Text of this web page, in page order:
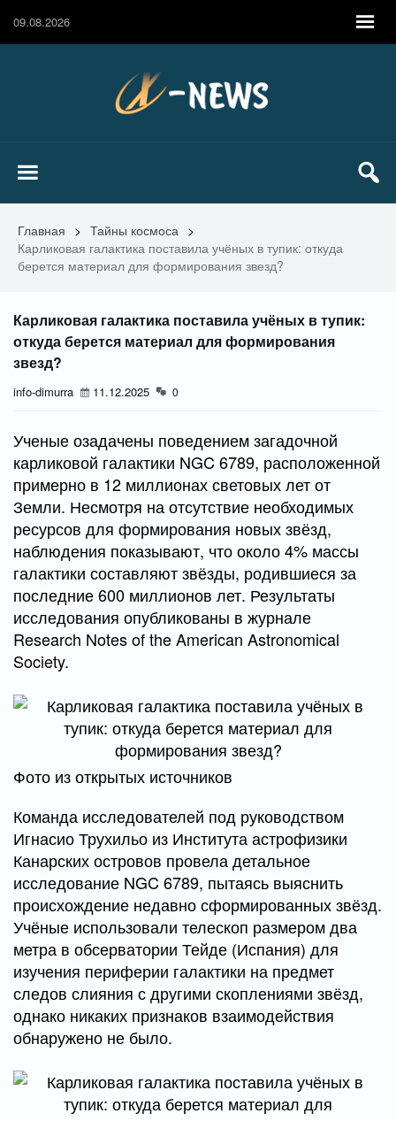
09.08.2026
Главная > Тайны космоса >
Карликовая галактика поставила учёных в тупик: откуда
берется материал для формирования звезд?
Карликовая галактика поставила учёных в тупик:
откуда берется материал для формирования
звезд?
info-dimurra 11.12.2025 0
Ученые озадачены поведением загадочной
карликовой галактики NGC 6789, расположенной
примерно в 12 миллионах световых лет от
Земли. Несмотря на отсутствие необходимых
ресурсов для формирования новых звёзд,
наблюдения показывают, что около 4% массы
галактики составляют звёзды, родившиеся за
последние 600 миллионов лет. Результаты
исследования опубликованы в журнале
Research Notes of the American Astronomical
Society.
Фото из открытых источников
Команда исследователей под руководством
Игнасио Трухильо из Института астрофизики
Канарских островов провела детальное
исследование NGC 6789, пытаясь выяснить
происхождение недавно сформированных звёзд.
Учёные использовали телескоп размером два
метра в обсерватории Тейде (Испания) для
изучения периферии галактики на предмет
следов слияния с другими скоплениями звёзд,
однако никаких признаков взаимодействия
обнаружено не было.